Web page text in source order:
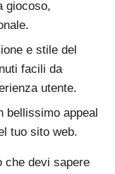
giocoso,
e stile del
facili da
utente.
bellissimo appeal
tuo sito web.
che devi sapere